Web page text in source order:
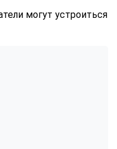
могут устроиться